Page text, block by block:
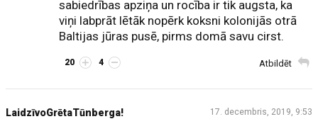
sabiedrības apziņa un rocība ir tik augsta, ka
viņi labprāt lētāk nopērk koksni kolonijās otrā
Baltijas jūras pusē, pirms domā savu cirst.
Atbildēt
20 4
17. decembris, 2019, 9:53
LaidzīvoGrētaTūnberga!